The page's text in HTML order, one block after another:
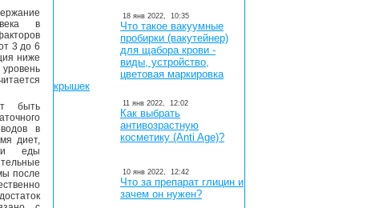
в
3 до 6
ниже
быть
в
диет,
еды
после
18 янв 2022, 10:35
Что такое вакуумные
пробирки (вакутейнер)
для щабора крови -
виды, устройство,
цветовая маркировка
крышек
11 янв 2022, 12:02
Как выбрать
антивозрастную
косметику (Anti Age)?
10 янв 2022, 12:42
Что за препарат глицин и
зачем он нужен?